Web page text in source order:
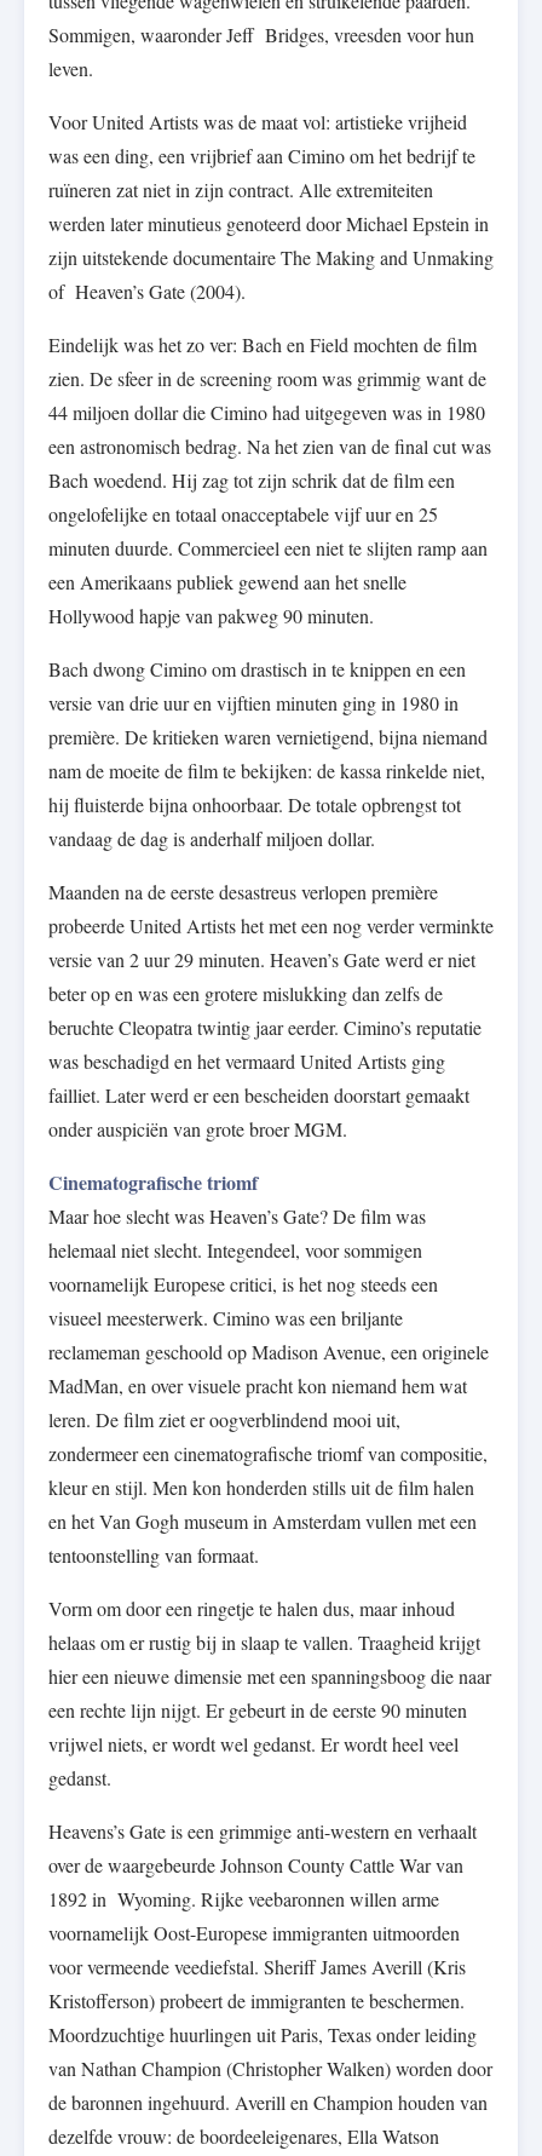
Sommigen, waaronder Jeff Bridges, vreesden voor hun
leven.
Voor United Artists was de maat vol: artistieke vrijheid
was een ding, een vrijbrief aan Cimino om het bedrijf te
ruïneren zat niet in zijn contract. Alle extremiteiten
werden later minutieus genoteerd door Michael Epstein in
zijn uitstekende documentaire The Making and Unmaking
of Heaven’s Gate (2004).
Eindelijk was het zo ver: Bach en Field mochten de film
zien. De sfeer in de screening room was grimmig want de
44 miljoen dollar die Cimino had uitgegeven was in 1980
een astronomisch bedrag. Na het zien van de final cut was
Bach woedend. Hij zag tot zijn schrik dat de film een
ongelofelijke en totaal onacceptabele vijf uur en 25
minuten duurde. Commercieel een niet te slijten ramp aan
een Amerikaans publiek gewend aan het snelle
Hollywood hapje van pakweg 90 minuten.
Bach dwong Cimino om drastisch in te knippen en een
versie van drie uur en vijftien minuten ging in 1980 in
première. De kritieken waren vernietigend, bijna niemand
nam de moeite de film te bekijken: de kassa rinkelde niet,
hij fluisterde bijna onhoorbaar. De totale opbrengst tot
vandaag de dag is anderhalf miljoen dollar.
Maanden na de eerste desastreus verlopen première
probeerde United Artists het met een nog verder verminkte
versie van 2 uur 29 minuten. Heaven’s Gate werd er niet
beter op en was een grotere mislukking dan zelfs de
beruchte Cleopatra twintig jaar eerder. Cimino’s reputatie
was beschadigd en het vermaard United Artists ging
failliet. Later werd er een bescheiden doorstart gemaakt
onder auspiciën van grote broer MGM.
Cinematografische triomf
Maar hoe slecht was Heaven’s Gate? De film was
helemaal niet slecht. Integendeel, voor sommigen
voornamelijk Europese critici, is het nog steeds een
visueel meesterwerk. Cimino was een briljante
reclameman geschoold op Madison Avenue, een originele
MadMan, en over visuele pracht kon niemand hem wat
leren. De film ziet er oogverblindend mooi uit,
zondermeer een cinematografische triomf van compositie,
kleur en stijl. Men kon honderden stills uit de film halen
en het Van Gogh museum in Amsterdam vullen met een
tentoonstelling van formaat.
Vorm om door een ringetje te halen dus, maar inhoud
helaas om er rustig bij in slaap te vallen. Traagheid krijgt
hier een nieuwe dimensie met een spanningsboog die naar
een rechte lijn nijgt. Er gebeurt in de eerste 90 minuten
vrijwel niets, er wordt wel gedanst. Er wordt heel veel
gedanst.
Heavens’s Gate is een grimmige anti-western en verhaalt
over de waargebeurde Johnson County Cattle War van
1892 in Wyoming. Rijke veebaronnen willen arme
voornamelijk Oost-Europese immigranten uitmoorden
voor vermeende veediefstal. Sheriff James Averill (Kris
Kristofferson) probeert de immigranten te beschermen.
Moordzuchtige huurlingen uit Paris, Texas onder leiding
van Nathan Champion (Christopher Walken) worden door
de baronnen ingehuurd. Averill en Champion houden van
dezelfde vrouw: de boordeeleigenares, Ella Watson